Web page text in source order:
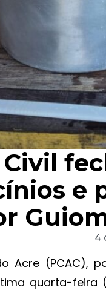
e
4
Acre (PCAC),
quarta-feira